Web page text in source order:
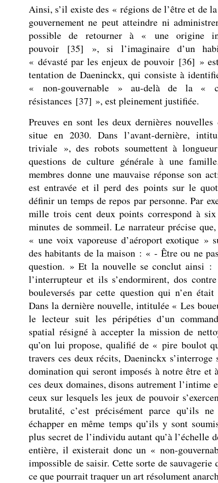
Ainsi, s’il existe des « régions de l’être et de la
gouvernement ne peut atteindre ni
possible de retourner à « une origine
pouvoir [35] », si l’imaginaire d’un
« dévasté par les enjeux de pouvoir [36] »
tentation de Daeninckx, qui consiste à
« non-gouvernable » au-delà de la «
résistances [37] », est pleinement justifiée.
Preuves en sont les deux dernières
situe en 2030. Dans l’avant-dernière,
triviale », des robots soumettent à
questions de culture générale à une
membres donne une mauvaise réponse son
est entravée et il perd des points sur le
définir un temps de repos par personne. Par
mille trois cent deux points correspond à six
minutes de sommeil. Le narrateur précise
« une voix vaporeuse d’aéroport exotique »
des habitants de la maison : « - Être ou ne
question. » Et la nouvelle se conclut ainsi :
l’interrupteur et ils s’endormirent, dos
bouleversés par cette question qui n’en était
Dans la dernière nouvelle, intitulée « Les
le lecteur suit les péripéties d’un
spatial résigné à accepter la mission de
qu’on lui propose, qualifié de « pire boulot
travers ces deux récits, Daeninckx s’interroge
domination qui seront imposés à notre être et
ces deux domaines, disons autrement l’intime
ceux sur lesquels les jeux de pouvoir
brutalité, c’est précisément parce qu’ils
échapper en même temps qu’ils y sont
plus secret de l’individu autant qu’à l’échelle
entière, il existerait donc un « non-
impossible de saisir. Cette sorte de sauvagerie
ce que pourrait traquer un art résolument